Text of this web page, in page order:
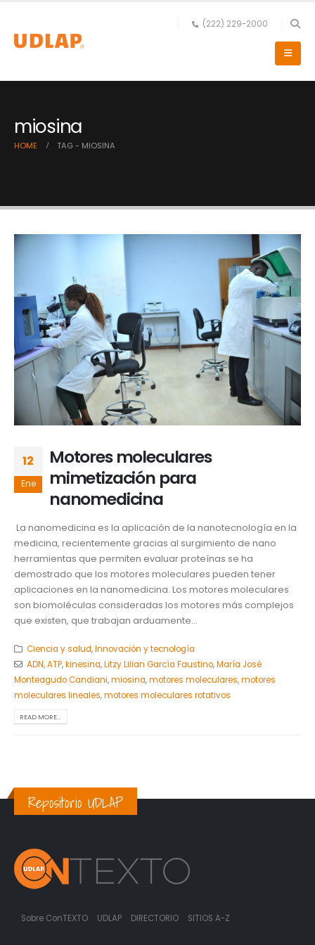
(222) 229-2000
miosina
HOME TAG - MIOSINA
12
Ene
Motores moleculares
mimetización para
nanomedicina
La nanomedicina es la aplicación de la nanotecnología en la
medicina, recientemente gracias al surgimiento de nano
herramientas que permiten evaluar proteínas se ha
demostrado que los motores moleculares pueden tener
aplicaciones en la nanomedicina. Los motores moleculares
son biomoléculas consideradas los motores más complejos
que existen, que trabajan arduamente...
Ciencia y salud,Innovación y tecnología
ADN,ATP,kinesina,Litzy Lilian García Faustino,María José
Monteagudo Candiani,miosina,motores moleculares,motores
moleculares lineales,motores moleculares rotativos
READ MORE...
Repositorio UDLAP
Sobre ConTEXTO UDLAP DIRECTORIO SITIOS A-Z